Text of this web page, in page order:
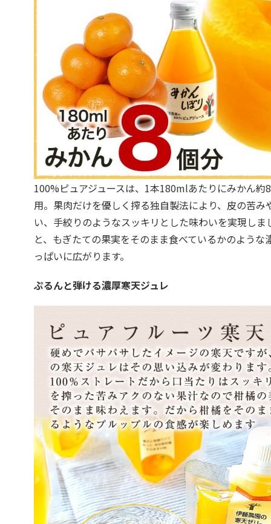
100%ピュアジュースは、1本180mlあたりにみかん約
用。果肉だけを優しく搾る独自製法により、皮の苦み
い、手絞りのようなスッキリとした味わいを実現しま
と、もぎたての果実をそのまま食べているかのような
っぱいに広がります。
ぷるんと弾ける濃厚寒天ジュレ